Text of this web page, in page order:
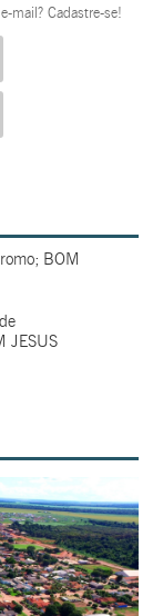
mail? Cadastre-se!
BOM
JESUS